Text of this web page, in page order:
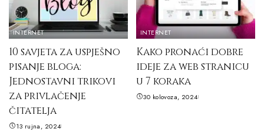
INTERNET
10 savjeta za uspješno
pisanje bloga:
Jednostavni trikovi
za privlačenje
čitatelja
13 rujna, 2024
INTERNET
Kako pronaći dobre
ideje za web stranicu
u 7 koraka
30 kolovoza, 2024